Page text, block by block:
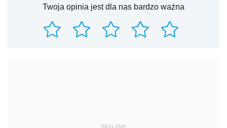
Twoja opinia jest dla nas bardzo ważna
REKLAMA